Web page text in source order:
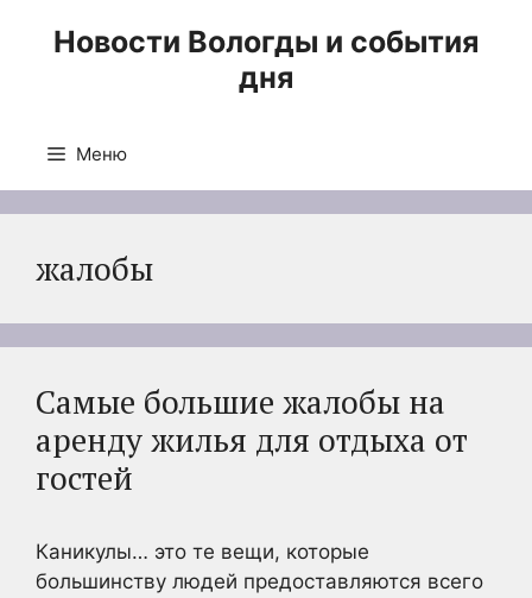
Новости Вологды и события
дня
Меню
жалобы
Самые большие жалобы на
аренду жилья для отдыха от
гостей
Каникулы… это те вещи, которые
большинству людей предоставляются всего